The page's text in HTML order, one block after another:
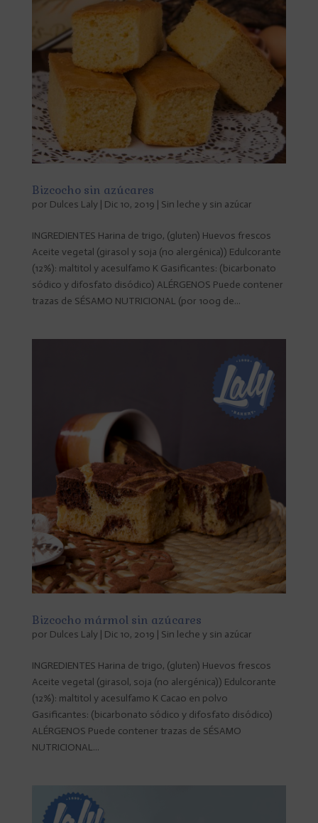
Bizcocho sin azúcares
por Dulces Laly| Dic 10, 2019 Sin leche y sin azúcar
INGREDIENTES Harina de trigo, (gluten) Huevos frescos
Aceite vegetal (girasol y soja (no alergénica)) Edulcorante
(12%): maltitol y acesulfamo K Gasificantes: (bicarbonato
sódico y difosfato disódico) ALÉRGENOS Puede contener
trazas de SÉSAMO NUTRICIONAL (por 100g de...
Bizcocho mármol sin azúcares
por Dulces Laly| Dic 10, 2019 Sin leche y sin azúcar
INGREDIENTES Harina de trigo, (gluten) Huevos frescos
Aceite vegetal (girasol, soja (no alergénica)) Edulcorante
(12%): maltitol y acesulfamo K Cacao en polvo
Gasificantes: (bicarbonato sódico y difosfato disódico)
ALÉRGENOS Puede contener trazas de SÉSAMO
NUTRICIONAL...